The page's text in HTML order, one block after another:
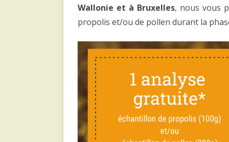
Wallonie et à Bruxelles, nous vous
propolis et/ou de pollen durant la